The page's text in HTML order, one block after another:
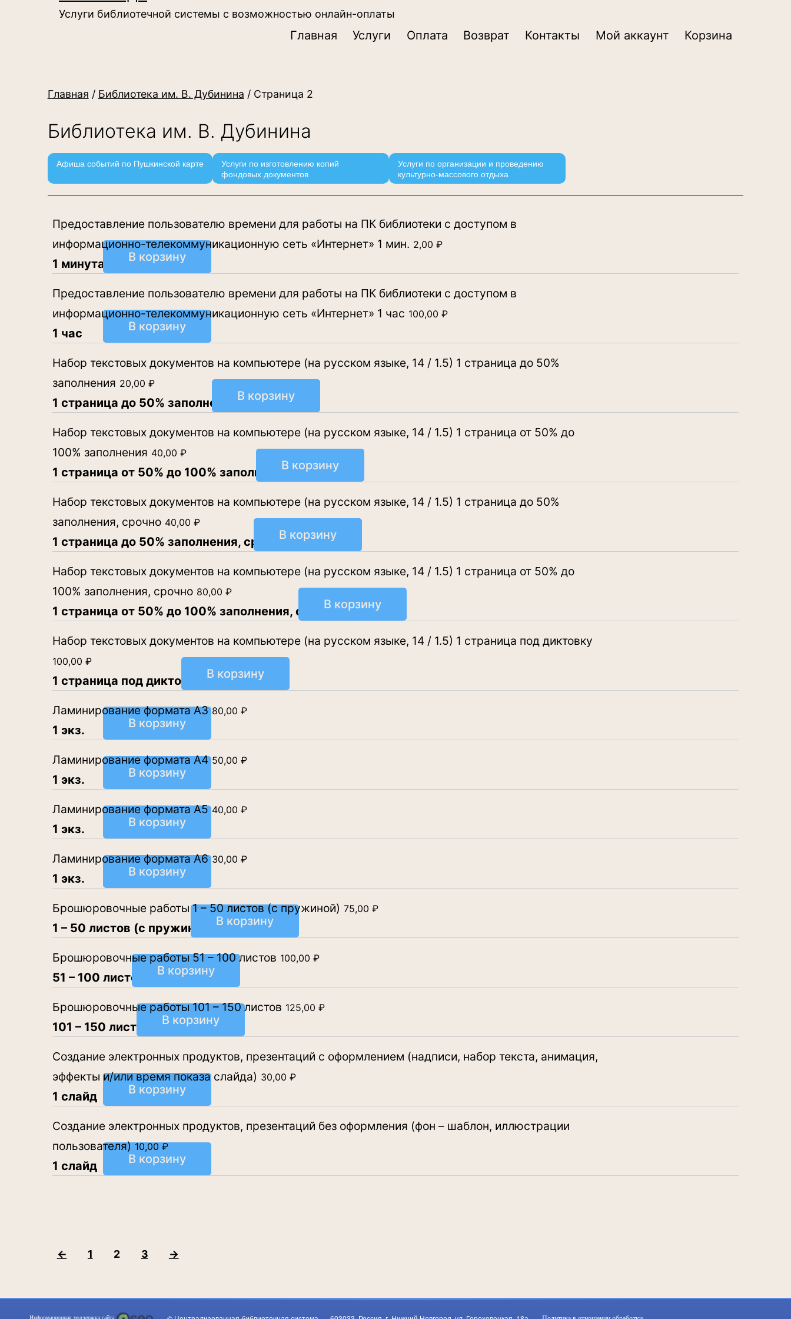
Услуги библиотечной системы с возможностью онлайн-оплаты
Главная Услуги Оплата Возврат Контакты Мой аккаунт Корзина
Главная / Библиотека им. В. Дубинина / Страница 2
Библиотека им. В. Дубинина
Афиша событий по Пушкинской карте
Услуги по изготовлению копий
фондовых документов
Услуги по организации и проведению
культурно-массового отдыха
Предоставление пользователю времени для работы на ПК библиотеки с доступом в
информационно-телекоммуникационную сеть «Интернет» 1 мин. 2,00 ₽
1 минута В корзину
Предоставление пользователю времени для работы на ПК библиотеки с доступом в
информационно-телекоммуникационную сеть «Интернет» 1 час 100,00 ₽
1 час В корзину
Набор текстовых документов на компьютере (на русском языке, 14 / 1.5) 1 страница до 50%
заполнения 20,00 ₽
1 страница до 50% заполнения В корзину
Набор текстовых документов на компьютере (на русском языке, 14 / 1.5) 1 страница от 50% до
100% заполнения 40,00 ₽
1 страница от 50% до 100% заполненияВ корзину
Набор текстовых документов на компьютере (на русском языке, 14 / 1.5) 1 страница до 50%
заполнения, срочно 40,00 ₽
1 страница до 50% заполнения, срочноВ корзину
Набор текстовых документов на компьютере (на русском языке, 14 / 1.5) 1 страница от 50% до
100% заполнения, срочно 80,00 ₽
1 страница от 50% до 100% заполнения, срочноВ корзину
Набор текстовых документов на компьютере (на русском языке, 14 / 1.5) 1 страница под диктовку
100,00 ₽
1 страница под диктовку В корзину
Ламинирование формата А3 80,00 ₽
1 экз. В корзину
Ламинирование формата А4 50,00 ₽
1 экз. В корзину
Ламинирование формата А5 40,00 ₽
1 экз. В корзину
Ламинирование формата А6 30,00 ₽
1 экз. В корзину
Брошюровочные работы 1 – 50 листов (с пружиной) 75,00 ₽
1 – 50 листов (с пружиной) В корзину
Брошюровочные работы 51 – 100 листов 100,00 ₽
51 – 100 листов В корзину
Брошюровочные работы 101 – 150 листов 125,00 ₽
101 – 150 листов В корзину
Создание электронных продуктов, презентаций с оформлением (надписи, набор текста, анимация,
эффекты и/или время показа слайда) 30,00 ₽
1 слайд В корзину
Создание электронных продуктов, презентаций без оформления (фон – шаблон, иллюстрации
пользователя) 10,00 ₽
1 слайд В корзину
← 1 2 3 →